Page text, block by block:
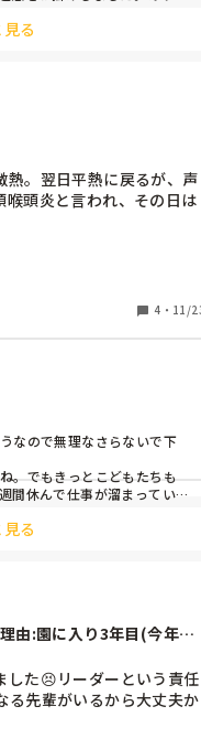
らいます♬
る
熱。翌日平熱に戻るが、声
頭炎と言われ、その日は
ました。土曜日には、免
出勤停止。4日目にして、
。と、この一週間で散々
いろいろと疲れも出たり、
い体調を崩してしまいま
はいろいろ話していたので
です。何はともあれ一週
の一週間でどこまで発表
ていない部分もある為、
しかたありません。明日
4 ・ 11/
なので無理なさらないで下
。でもきっとこどもたちも
間休んで仕事が溜まっている
る
由:園に入り3年目(今年で
した😣リーダーという責任
る先輩がいるから大丈夫か
め方など全くのわからな